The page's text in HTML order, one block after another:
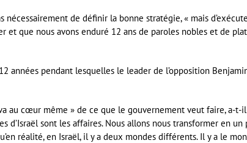
nécessairement de définir la bonne stratégie, « mais
et que nous avons enduré 12 ans de paroles nobles et de
années pendant lesquelles le leader de l’opposition
au cœur même » de ce que le gouvernement veut faire, a-t-
d’Israël sont les affaires. Nous allons nous transformer en
réalité, en Israël, il y a deux mondes différents. Il y a le